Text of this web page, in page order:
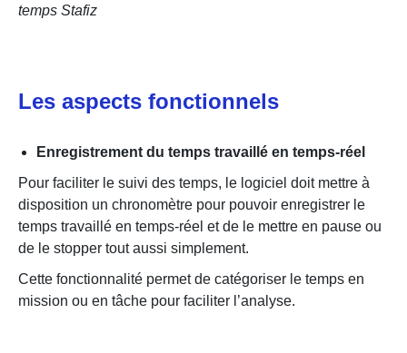
temps Stafiz
Les aspects fonctionnels
Enregistrement du temps travaillé en temps-réel
Pour faciliter le suivi des temps, le logiciel doit mettre à
disposition un chronomètre pour pouvoir enregistrer le
temps travaillé en temps-réel et de le mettre en pause ou
de le stopper tout aussi simplement.
Cette fonctionnalité permet de catégoriser le temps en
mission ou en tâche pour faciliter l’analyse.